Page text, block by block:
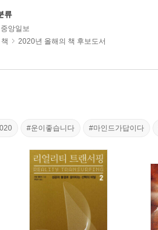
류
중앙일보
2020년 올해의 책 후보도서
#운이좋습니다 #마인드가답이다